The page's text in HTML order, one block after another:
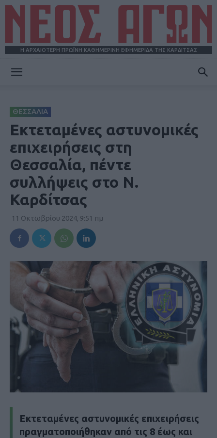
Η ΑΡΧΑΙΟΤΕΡΗ ΠΡΩΪΝΗ ΚΑΘΗΜΕΡΙΝΗ ΕΦΗΜΕΡΙΔΑ ΤΗΣ ΚΑΡΔΙΤΣΑΣ
ΘΕΣΣΑΛΙΑ
Εκτεταμένες αστυνομικές
επιχειρήσεις στη
Θεσσαλία, πέντε
συλλήψεις στο Ν.
Καρδίτσας
11 Οκτωβρίου 2024, 9:51 πμ
Εκτεταμένες αστυνομικές επιχειρήσεις
πραγματοποιήθηκαν από τις 8 έως και